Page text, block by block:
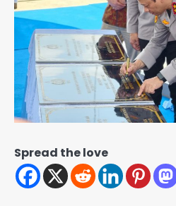
Spread the love